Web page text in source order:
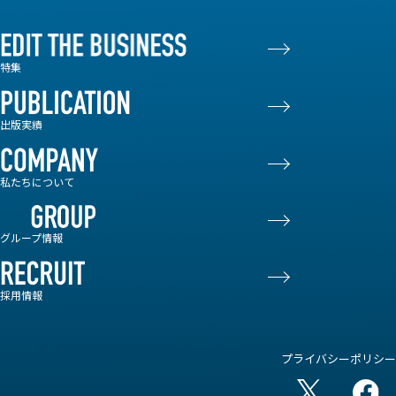
特集
出版実績
私たちについて
グループ情報
採用情報
プライバシーポリシー